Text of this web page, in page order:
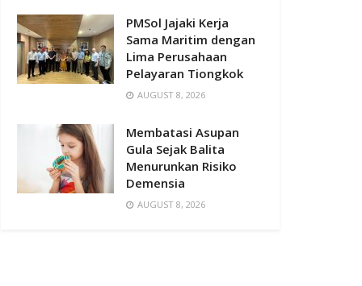
PMSol Jajaki Kerja
Sama Maritim dengan
Lima Perusahaan
Pelayaran Tiongkok
AUGUST 8, 2026
Membatasi Asupan
Gula Sejak Balita
Menurunkan Risiko
Demensia
AUGUST 8, 2026